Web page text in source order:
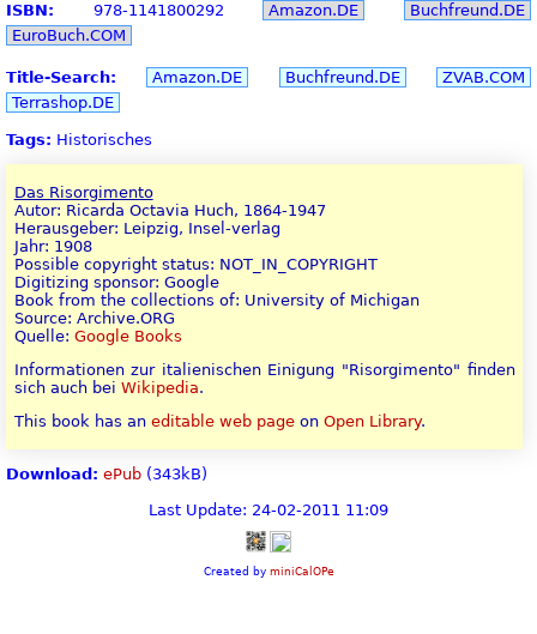
ISBN: 978-1141800292 Amazon.DE
Buchfreund.DE
EuroBuch.COM
Title-Search: Amazon.DE Buchfreund.DE
ZVAB.COM
Terrashop.DE
Tags: Historisches
Das Risorgimento
Autor: Ricarda Octavia Huch, 1864-1947
Herausgeber: Leipzig, Insel-verlag
Jahr: 1908
Possible copyright status: NOT_IN_COPYRIGHT
Digitizing sponsor: Google
Book from the collections of: University of Michigan
Source: Archive.ORG
Quelle: Google Books
Informationen zur italienischen Einigung "Risorgimento" finden
sich auch bei Wikipedia.
This book has an editable web pageon Open Library.
Download: ePub (343kB)
Last Update: 24-02-2011 11:09
Created by miniCalOPe